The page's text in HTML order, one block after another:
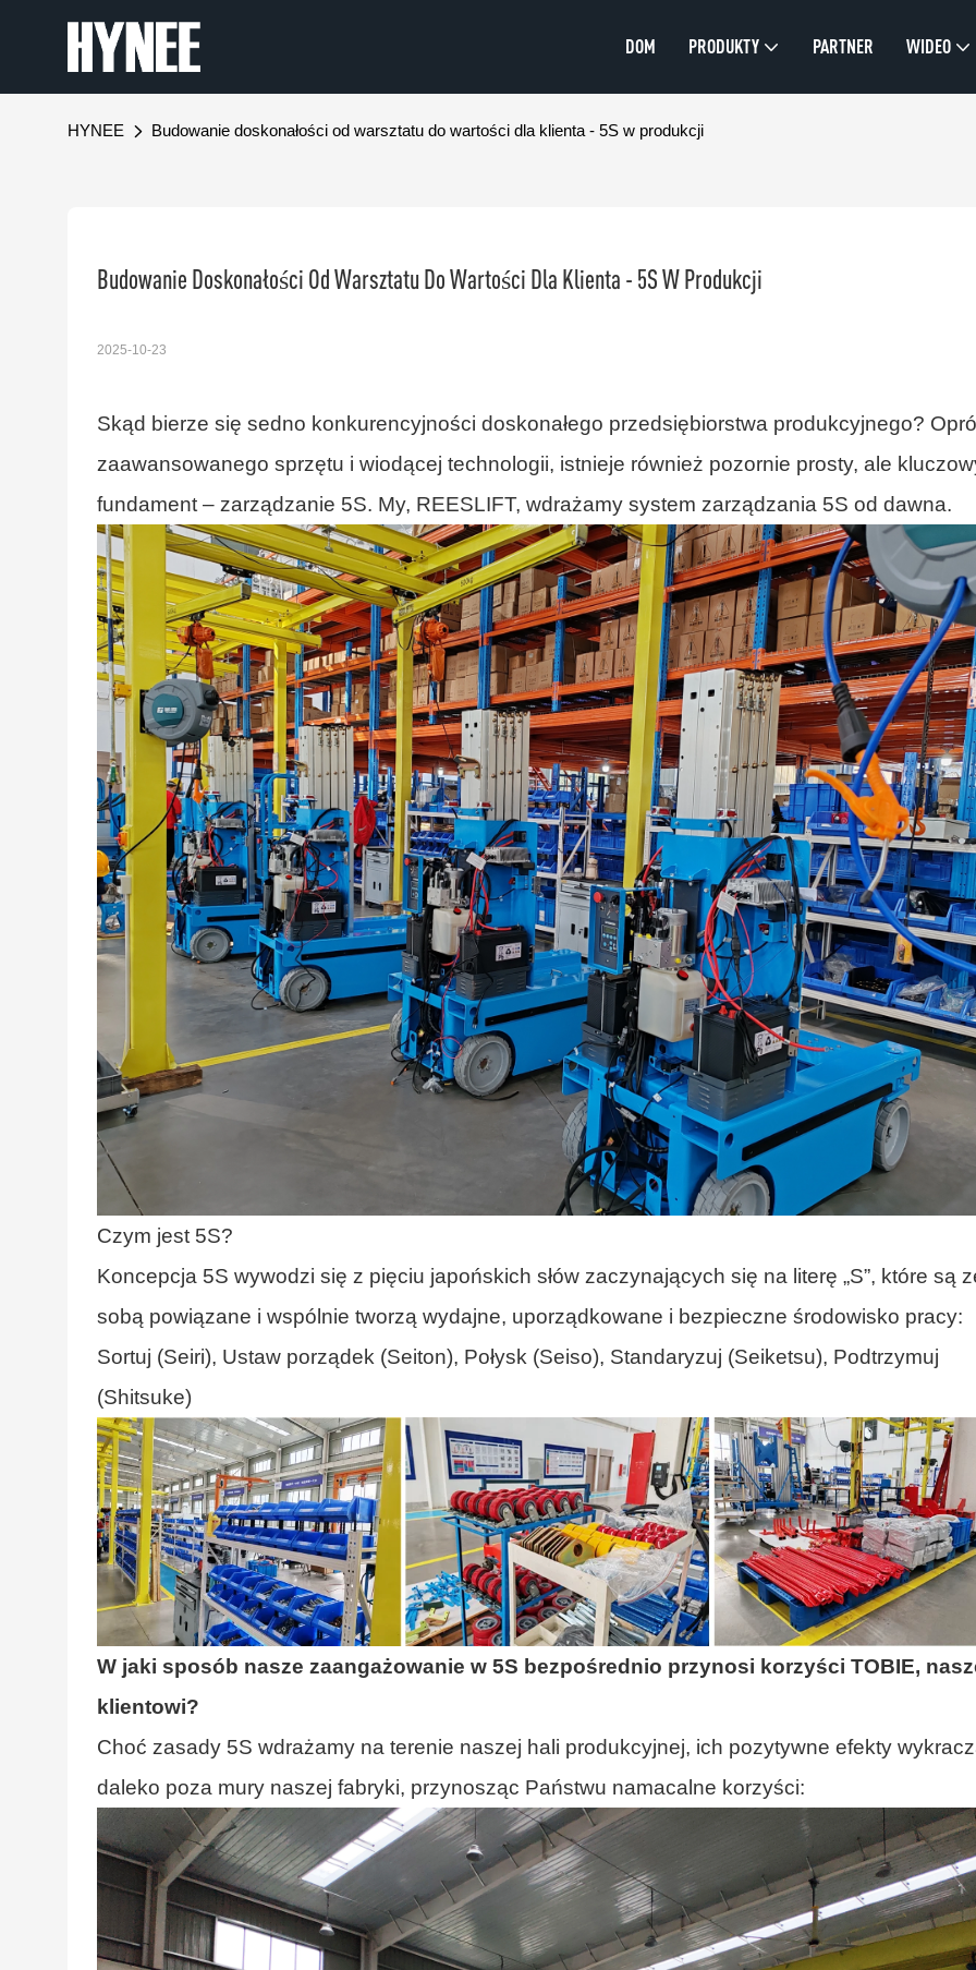
DOM PRODUKTY PARTNER WIDEO
HYNEE Budowanie doskonałości od warsztatu do wartości dla klienta - 5S w produkcji
Budowanie Doskonałości Od Warsztatu Do Wartości Dla Klienta - 5S W Produkcji
2025-10-23
Skąd bierze się sedno konkurencyjności doskonałego przedsiębiorstwa produkcyjnego?
zaawansowanego sprzętu i wiodącej technologii, istnieje również pozornie prosty, ale
fundament – ​​zarządzanie 5S. My, REESLIFT, wdrażamy system zarządzania 5S od dawna.
Czym jest 5S?
Koncepcja 5S wywodzi się z pięciu japońskich słów zaczynających się na literę „S”, które są
sobą powiązane i wspólnie tworzą wydajne, uporządkowane i bezpieczne środowisko pracy:
Sortuj (Seiri), Ustaw porządek (Seiton), Połysk (Seiso), Standaryzuj (Seiketsu), Podtrzymuj
(Shitsuke)
W jaki sposób nasze zaangażowanie w 5S bezpośrednio przynosi korzyści TOBIE,
klientowi?
Choć zasady 5S wdrażamy na terenie naszej hali produkcyjnej, ich pozytywne efekty
daleko poza mury naszej fabryki, przynosząc Państwu namacalne korzyści: